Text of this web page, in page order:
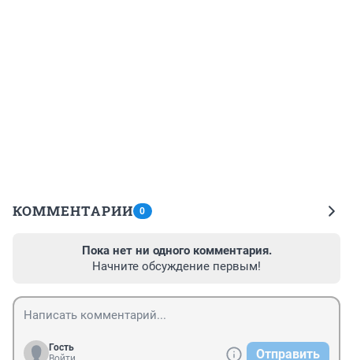
КОММЕНТАРИИ 0
Пока нет ни одного комментария.
Начните обсуждение первым!
Гость
Отправить